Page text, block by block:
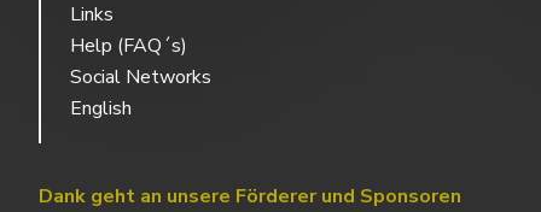
Links
Help (FAQ´s)
Social Networks
English
Dank geht an unsere Förderer und Sponsoren